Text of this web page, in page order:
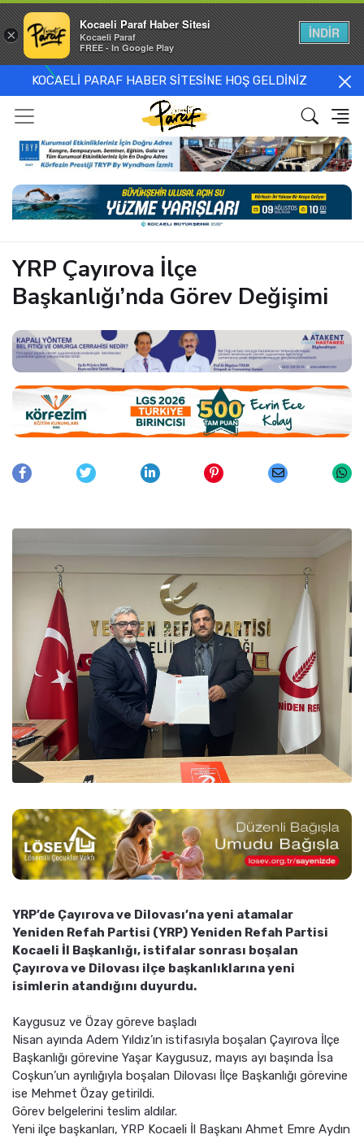
KOCAELİ PARAF HABER SİTESİNE HOŞ GELDİNİZ
YRP Çayırova İlçe
Başkanlığı’nda Görev Değişimi
YRP’de Çayırova ve Dilovası’na yeni atamalar
Yeniden Refah Partisi (YRP) Yeniden Refah Partisi
Kocaeli İl Başkanlığı, istifalar sonrası boşalan
Çayırova ve Dilovası ilçe başkanlıklarına yeni
isimlerin atandığını duyurdu.
Kaygusuz ve Özay göreve başladı
Nisan ayında Adem Yıldız’ın istifasıyla boşalan Çayırova İlçe
Başkanlığı görevine Yaşar Kaygusuz, mayıs ayı başında İsa
Coşkun’un ayrılığıyla boşalan Dilovası İlçe Başkanlığı görevine
ise Mehmet Özay getirildi.
Görev belgelerini teslim aldılar.
Yeni ilçe başkanları, YRP Kocaeli İl Başkanı Ahmet Emre Aydın
×
Kocaeli Paraf Haber Sitesi
Kocaeli Paraf
FREE - In Google Play
İNDİR